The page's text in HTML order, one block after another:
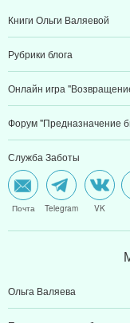
Книги Ольги Валяевой
Рубрики блога
Онлайн игра
Форум "Предназначение
Служба Заботы
Почта Telegram VK
Ольга Валяева